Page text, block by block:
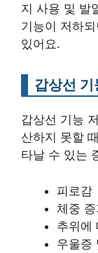
지 사용 및 발
기능이 저하
있어요.
갑상선
갑상선 기능
산하지 못할
타날 수 있는
피로감
체중
추위에
우울증